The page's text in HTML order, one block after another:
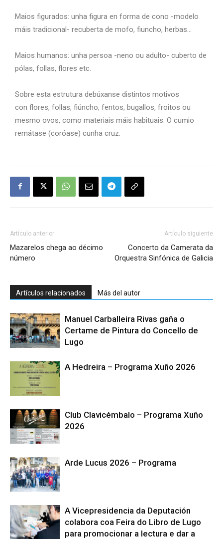
Maios figurados: unha figura en forma de cono -modelo
máis tradicional- recuberta de mofo, fiuncho, herbas…
Maios humanos: unha persoa -neno ou adulto- cuberto de
pólas, follas, flores etc.
Sobre esta estrutura debúxanse distintos motivos
con flores, follas, fiúncho, fentos, bugallos, froitos ou
mesmo ovos, como materiais máis habituais. O cumio
remátase (coróase) cunha cruz.
Artículo anterior
Mazarelos chega ao décimo
número
Artículo siguiente
Concerto da Camerata da
Orquestra Sinfónica de Galicia
Artículos relacionados Más del autor
Manuel Carballeira Rivas gaña o
Certame de Pintura do Concello de
Lugo
A Hedreira – Programa Xuño 2026
Club Clavicémbalo – Programa Xuño
2026
Arde Lucus 2026 – Programa
A Vicepresidencia da Deputación
colabora coa Feira do Libro de Lugo
para promocionar a lectura e dar a